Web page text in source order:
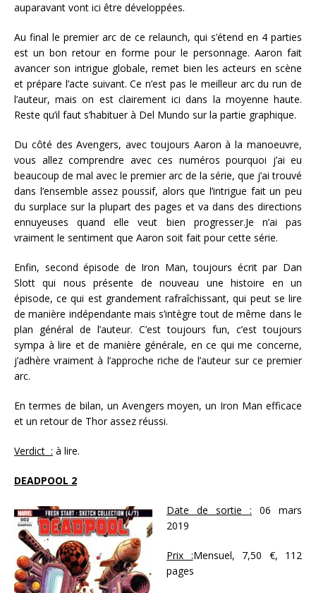
auparavant vont ici être développées.
Au final le premier arc de ce relaunch, qui s’étend en 4 parties
est un bon retour en forme pour le personnage. Aaron fait
avancer son intrigue globale, remet bien les acteurs en scène
et prépare l’acte suivant. Ce n’est pas le meilleur arc du run de
l’auteur, mais on est clairement ici dans la moyenne haute.
Reste qu’il faut s’habituer à Del Mundo sur la partie graphique.
Du côté des Avengers, avec toujours Aaron à la manoeuvre,
vous allez comprendre avec ces numéros pourquoi j’ai eu
beaucoup de mal avec le premier arc de la série, que j’ai trouvé
dans l’ensemble assez poussif, alors que l’intrigue fait un peu
du surplace sur la plupart des pages et va dans des directions
ennuyeuses quand elle veut bien progresser.Je n’ai pas
vraiment le sentiment que Aaron soit fait pour cette série.
Enfin, second épisode de Iron Man, toujours écrit par Dan
Slott qui nous présente de nouveau une histoire en un
épisode, ce qui est grandement rafraîchissant, qui peut se lire
de manière indépendante mais s’intègre tout de même dans le
plan général de l’auteur. C’est toujours fun, c’est toujours
sympa à lire et de manière générale, en ce qui me concerne,
j’adhère vraiment à l’approche riche de l’auteur sur ce premier
arc.
En termes de bilan, un Avengers moyen, un Iron Man efficace
et un retour de Thor assez réussi.
Verdict : à lire.
DEADPOOL 2
Date de sortie : 06 mars
2019
Prix :Mensuel, 7,50 €, 112
pages